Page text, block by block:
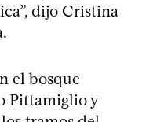
dijo Cristina
el bosque
Pittamiglio y